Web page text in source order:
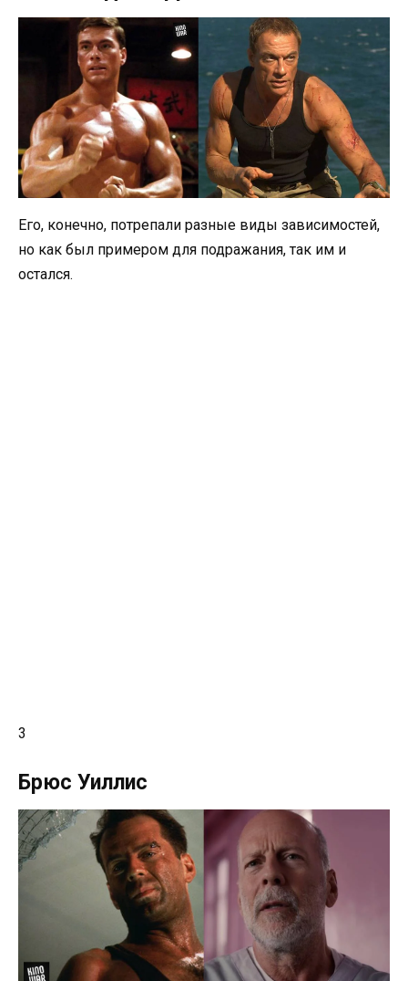
Его, конечно, потрепали разные виды зависимостей,
но как был примером для подражания, так им и
остался.
3
Брюс Уиллис